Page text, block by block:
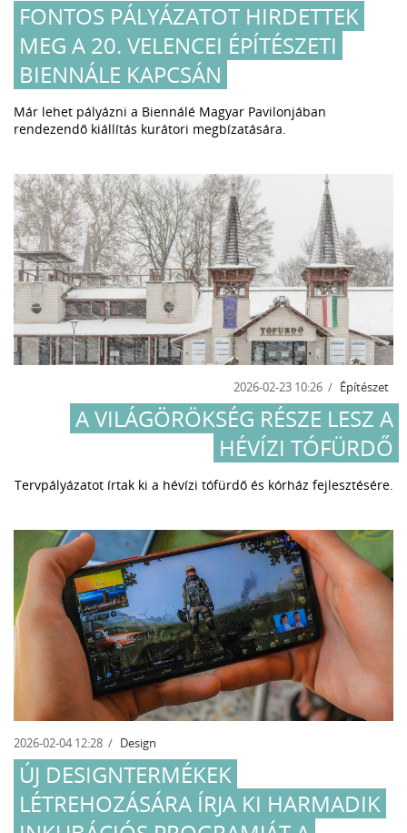
FONTOS PÁLYÁZATOT HIRDETTEK
MEG A 20. VELENCEI ÉPÍTÉSZETI
BIENNÁLE KAPCSÁN
Már lehet pályázni a Biennálé Magyar Pavilonjában
rendezendő kiállítás kurátori megbízatására.
2026-02-23 10:26 Építészet
A VILÁGÖRÖKSÉG RÉSZE LESZ A
HÉVÍZI TÓFÜRDŐ
Tervpályázatot írtak ki a hévízi tófürdő és kórház fejlesztésére.
2026-02-04 12:28 Design
ÚJ DESIGNTERMÉKEK
LÉTREHOZÁSÁRA ÍRJA KI HARMADIK